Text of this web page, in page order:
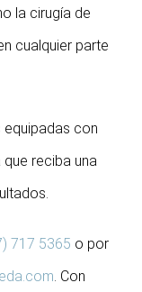
la cirugía de
cualquier parte
con
reciba una
717 5365 o por
. Con